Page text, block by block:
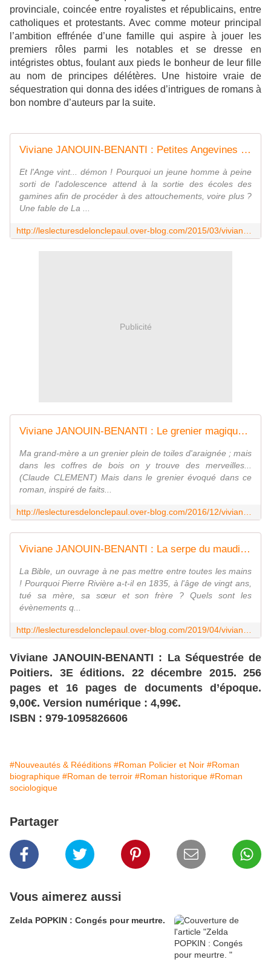
provinciale, coincée entre royalistes et républicains, entre
catholiques et protestants. Avec comme moteur principal
l’ambition effrénée d’une famille qui aspire à jouer les
premiers rôles parmi les notables et se dresse en
intégristes obtus, foulant aux pieds le bonheur de leur fille
au nom de principes délétères. Une histoire vraie de
séquestration qui donna des idées d’intrigues de romans à
bon nombre d’auteurs par la suite.
Viviane JANOUIN-BENANTI : Petites Angevines en danger. - Les Lectures de l'Oncle Paul
Et l'Ange vint... démon ! Pourquoi un jeune homme à peine
sorti de l'adolescence attend à la sortie des écoles des
gamines afin de procéder à des attouchements, voire plus ?
Une fable de La ...
Publicité
Viviane JANOUIN-BENANTI : Le grenier magique. L'inimaginable crime de Châteauroux. - Les Lectures de l'Oncle Paul
Ma grand-mère a un grenier plein de toiles d'araignée ; mais
dans les coffres de bois on y trouve des merveilles...
(Claude CLEMENT) Mais dans le grenier évoqué dans ce
roman, inspiré de faits...
Viviane JANOUIN-BENANTI : La serpe du maudit. - Les Lectures de l'Oncle Paul
La Bible, un ouvrage à ne pas mettre entre toutes les mains
! Pourquoi Pierre Rivière a-t-il en 1835, à l'âge de vingt ans,
tué sa mère, sa sœur et son frère ? Quels sont les
évènements q...
Viviane JANOUIN-BENANTI : La Séquestrée de
Poitiers. 3E éditions. 22 décembre 2015. 256
pages et 16 pages de documents d’époque.
9,00€. Version numérique : 4,99€.
ISBN : 979-1095826606
#Nouveautés & Rééditions #Roman Policier et Noir #Roman
biographique #Roman de terroir #Roman historique #Roman
sociologique
Partager
Vous aimerez aussi
Zelda POPKIN : Congés pour meurtre.